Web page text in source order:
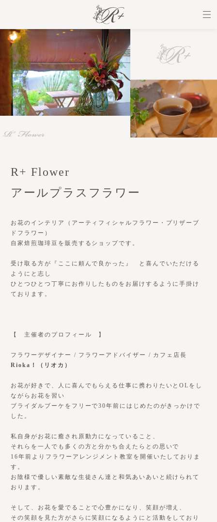
R+ Flower
アールプラスフラワー
お花のインテリア（アーティフィシャルフラワー・プリザーブ
ドフラワー）
自家焙煎珈琲豆を販売するショップです。
受け取る方が『ここに頼んで良かった』 と喜んでいただける
ようにと志し
ひとつひとつ丁寧にお作りしたものをお届けするように手掛け
ております。
【 主催者のプロフィール 】
フラワーデザイナー / フラワーアドバイザー / カフェ店長
Rioka！（リオカ）
お花が好きで、人に喜んでもらえる仕事に携わりたいとOLをし
ながらお花を習い
ブライダルブーケをフリーで30年前にはじめたのがきっかけで
した。
私自身がお花に癒され原動力になっていること、
それらを一人でも多くの方と分かち合えたらとの思いで
16年前よりフラワーアレンジメント教室を開催いたしておりま
す。
お陰様で優しい素敵な生徒さん達と和気あいあいと続けられて
おります。
そして、お花を愛でることで心豊かになり、笑顔が増え、
その笑顔を見た方がさらに笑顔になるようにと活動をしており